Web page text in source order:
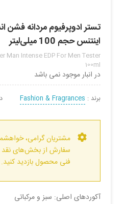
تستر ادوپرفیوم مردانه فشن
اینتنس حجم 100 میلی‌لیتر
Man Intense EDP For Men Tester
100ml
در انبار موجود نمی باشد
برند : Fashion & Fragrances
مشتریان گرامی،
سفارش از بخش‌های
فنی محصول بازدید کنید.
آکوردهای اصلی: سبز و مرکباتی